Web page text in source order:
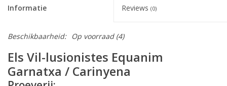
Informatie Reviews (0)
Beschikbaarheid: Op voorraad(4)
Els Vil-lusionistes Equanim
Garnatxa / Carinyena